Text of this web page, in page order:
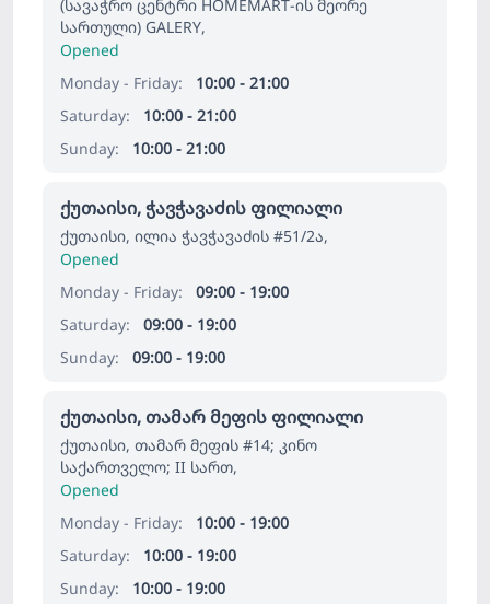
(სავაჭრო ცენტრი HOMEMART-ის მეორე
სართული) GALERY,
Opened
Monday - Friday:
10:00 - 21:00
Saturday:
10:00 - 21:00
Sunday:
10:00 - 21:00
ქუთაისი, ჭავჭავაძის ფილიალი
ქუთაისი, ილია ჭავჭავაძის #51/2ა,
Opened
Monday - Friday:
09:00 - 19:00
Saturday:
09:00 - 19:00
Sunday:
09:00 - 19:00
ქუთაისი, თამარ მეფის ფილიალი
ქუთაისი, თამარ მეფის #14; კინო
საქართველო; II სართ,
Opened
Monday - Friday:
10:00 - 19:00
Saturday:
10:00 - 19:00
Sunday:
10:00 - 19:00